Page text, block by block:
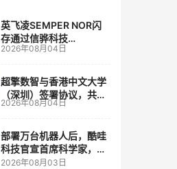
英飞凌SEMPER NOR闪
存通过信骅科技
AST2700 BMC认证，全
管理
2026年08月04日
超擎数智与香港中文大学
（深圳）签署协议，共建
人工智能和边缘计算联合
2026年08月04日
部署万台机器人后，酷哇
科技官宣首席科学家，要
让世界模型交付生产力
2026年08月03日